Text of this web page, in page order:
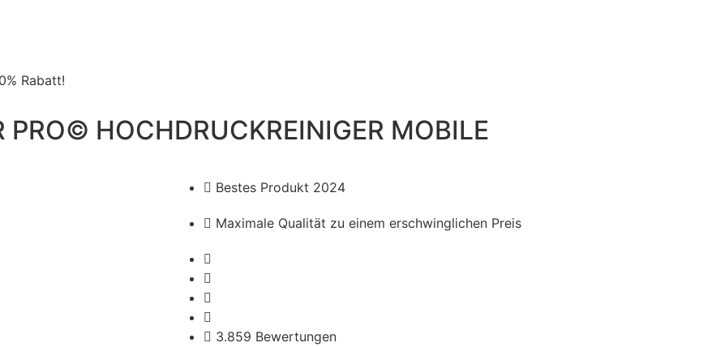
Rabatt!
PRO© HOCHDRUCKREINIGER MOBILE
Bestes Produkt 2024
Maximale Qualität zu einem erschwinglichen Preis
3.859 Bewertungen